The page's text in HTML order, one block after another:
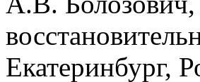
Екатеринбург,